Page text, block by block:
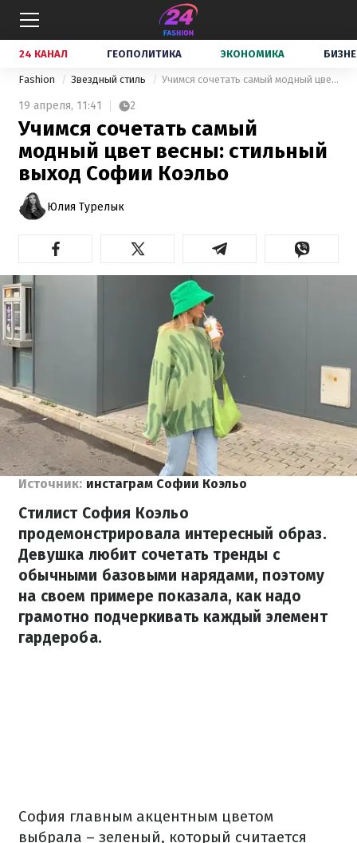
24 КАНАЛ ГЕОПОЛИТИКА ЭКОНОМИКА
Fashion Звездный стиль Учимся сочетать самый модный цвет весны: стильный выход Софии Коэльо
19 апреля, 11:41 2
Учимся сочетать самый
модный цвет весны: стильный
выход Софии Коэльо
Юлия Турелык
Источник: инстаграм Софии Коэльо
Стилист София Коэльо
продемонстрировала интересный образ.
Девушка любит сочетать тренды с
обычными базовыми нарядами, поэтому
на своем примере показала, как надо
грамотно подчеркивать каждый элемент
гардероба.
София главным акцентным цветом
выбрала – зеленый, который считается